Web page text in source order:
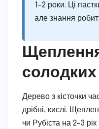
1-2 роки. Ці
але знання
Дерево з кісточки
дрібні, кислі.
чи Рубіста на 2-3